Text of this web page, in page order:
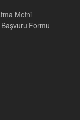
Metni
Başvuru Formu